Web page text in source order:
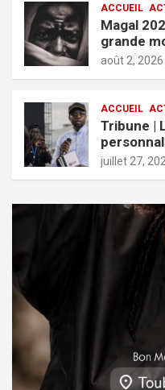
ACCUEIL
Magal
grande
fidèles
août 2, 2026
ACCUEIL
Tribune |
jeunesse
juillet 27,